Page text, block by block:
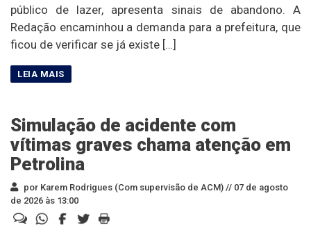
público de lazer, apresenta sinais de abandono. A
Redação encaminhou a demanda para a prefeitura, que
ficou de verificar se já existe […]
Simulação de acidente com
vítimas graves chama atenção em
Petrolina
por Karem Rodrigues (Com supervisão de ACM) // 07 de agosto
de 2026 às 13:00